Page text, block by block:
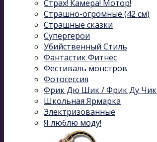
Страх! Камера! Мотор!
Страшно-огромные (42 см)
Страшные сказки
Супергерои
Убийственный Стиль
Фантастик Фитнес
Фестиваль монстров
Фотосессия
Фрик Дю Шик / Фрик Ду Чик
Школьная Ярмарка
Электризованные
Я люблю моду!